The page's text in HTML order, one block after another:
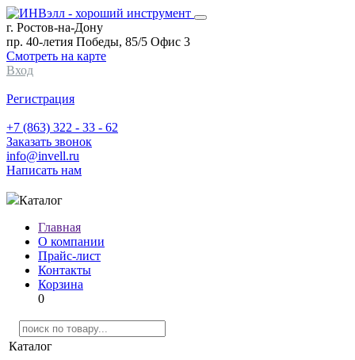
г. Ростов-на-Дону
пр. 40-летия Победы, 85/5 Офис 3
Смотреть на карте
Вход
Регистрация
+7 (863) 322 - 33 - 62
Заказать звонок
info@invell.ru
Написать нам
Каталог
Главная
О компании
Прайс-лист
Контакты
Корзина
0
Каталог